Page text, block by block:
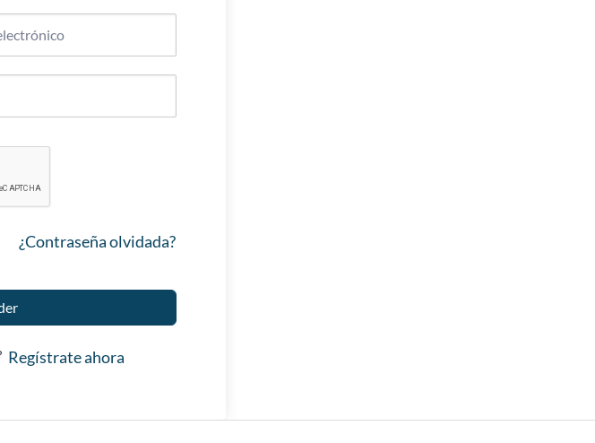
¿Contraseña olvidada?
Regístrate ahora